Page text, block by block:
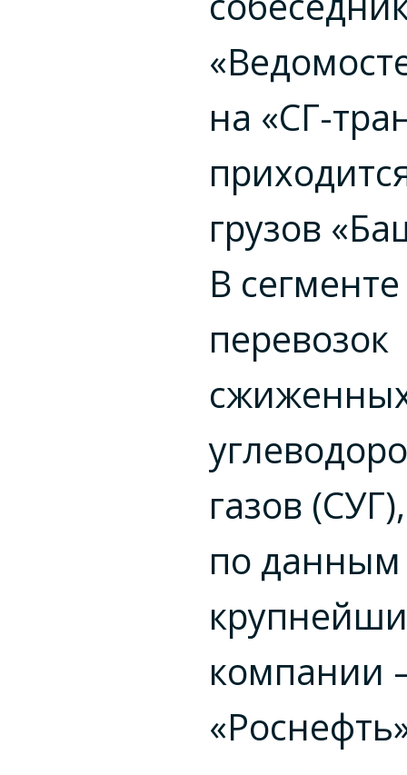
на «СГ-
грузов
В сегменте
перевозок
газов (СУГ),
по данным
компании